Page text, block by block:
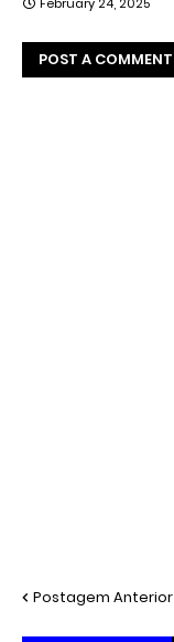
February 24, 2025
POST A COMMENT
Postagem Anterior